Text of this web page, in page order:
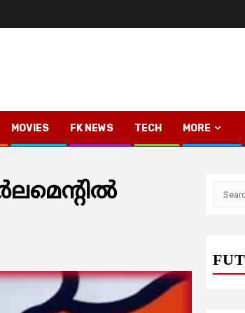
MOVIES FK NEWS TECH MORE